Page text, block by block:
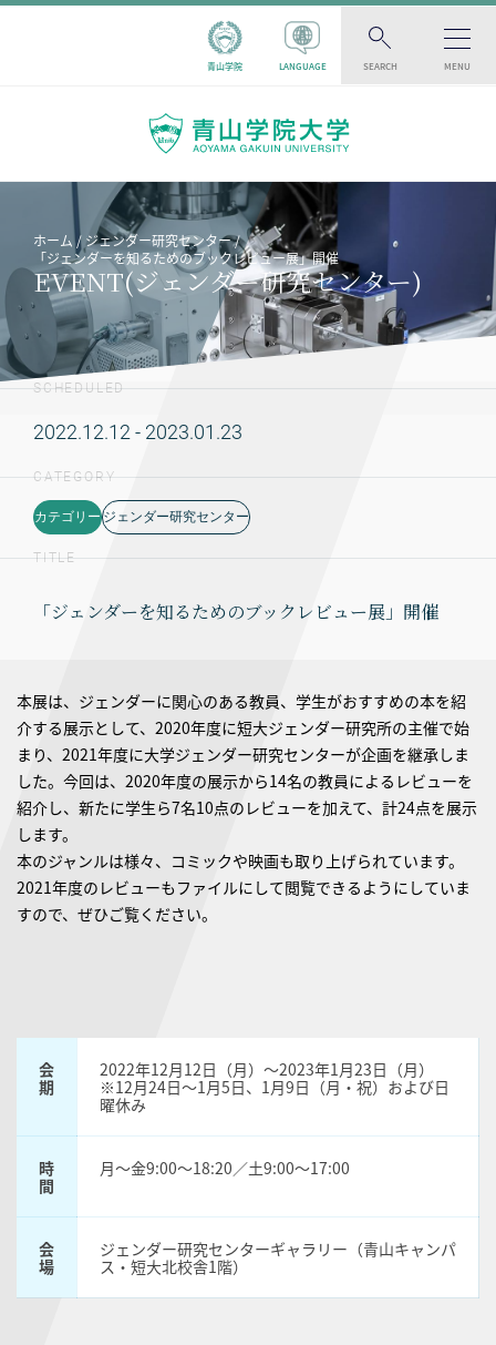
青山学院 LANGUAGE SEARCH MENU
ホーム
ジェンダー研究センター
「ジェンダーを知るためのブックレビュー展」開催
EVENT(ジェンダー研究センター)
SCHEDULED
2022.12.12 - 2023.01.23
CATEGORY
カテゴリー ジェンダー研究センター
TITLE
「ジェンダーを知るためのブックレビュー展」開催
本展は、ジェンダーに関心のある教員、学生がおすすめの本を紹
介する展示として、2020年度に短大ジェンダー研究所の主催で始
まり、2021年度に大学ジェンダー研究センターが企画を継承しま
した。今回は、2020年度の展示から14名の教員によるレビューを
紹介し、新たに学生ら7名10点のレビューを加えて、計24点を展示
します。
本のジャンルは様々、コミックや映画も取り上げられています。
2021年度のレビューもファイルにして閲覧できるようにしていま
すので、ぜひご覧ください。
会
期
2022年12月12日（月）〜2023年1月23日（月）
※12月24日〜1月5日、1月9日（月・祝）および日
曜休み
時
間
月〜金9:00〜18:20／土9:00〜17:00
会
場
ジェンダー研究センターギャラリー（青山キャンパ
ス・短大北校舎1階）